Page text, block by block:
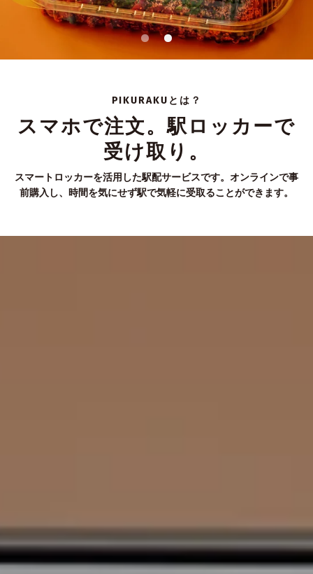
PIKURAKUとは？
スマホで注文。駅ロッカーで
受け取り。
スマートロッカーを活用した駅配サービスです。オンラインで事
前購入し、時間を気にせず駅で気軽に受取ることができます。